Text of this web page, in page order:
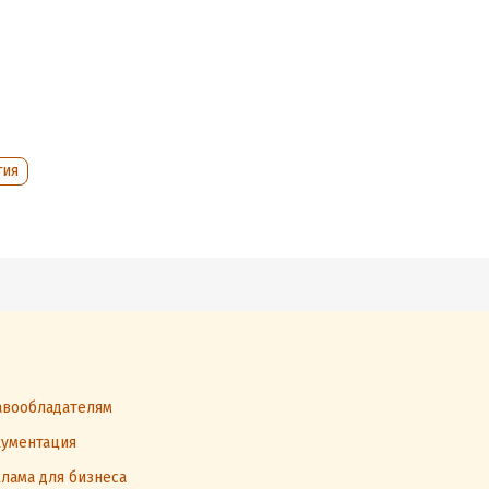
и
для бизнеса